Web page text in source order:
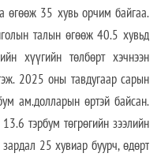
өгөөж 35 хувь орчим байгаа.
талын өгөөж 40.5 хувьд
хүүгийн төлбөрт хэчнээн
2025 оны тавдугаар сарын
ам.долларын өртэй байсан.
тэрбум төгрөгийн зээлийн
25 хувиар буурч, өдөрт